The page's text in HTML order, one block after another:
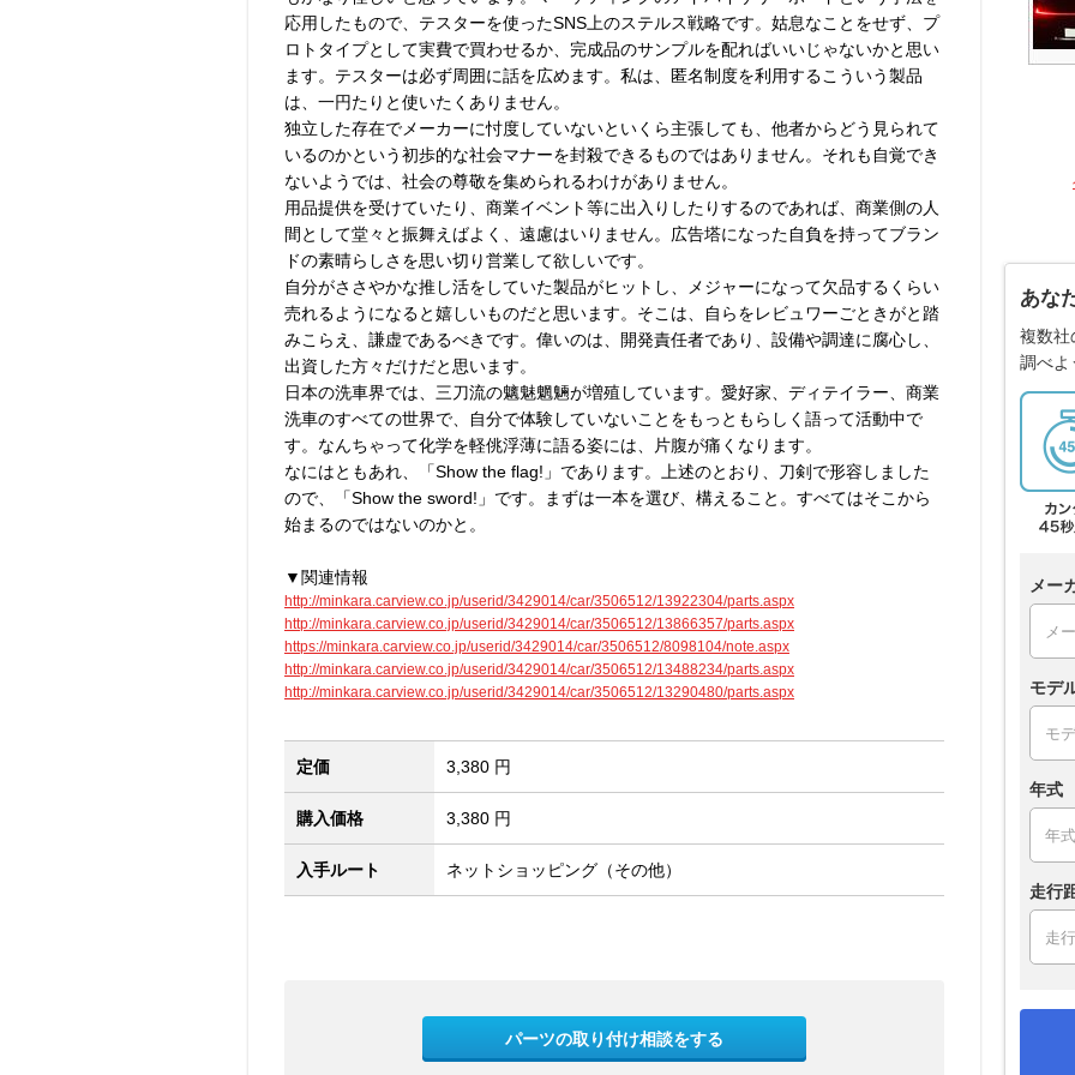
応用したもので、テスターを使ったSNS上のステルス戦略です。姑息なことをせず、プ
ロトタイプとして実費で買わせるか、完成品のサンプルを配ればいいじゃないかと思い
ます。テスターは必ず周囲に話を広めます。私は、匿名制度を利用するこういう製品
は、一円たりと使いたくありません。
独立した存在でメーカーに忖度していないといくら主張しても、他者からどう見られて
いるのかという初歩的な社会マナーを封殺できるものではありません。それも自覚でき
ないようでは、社会の尊敬を集められるわけがありません。
用品提供を受けていたり、商業イベント等に出入りしたりするのであれば、商業側の人
間として堂々と振舞えばよく、遠慮はいりません。広告塔になった自負を持ってブラン
ドの素晴らしさを思い切り営業して欲しいです。
自分がささやかな推し活をしていた製品がヒットし、メジャーになって欠品するくらい
売れるようになると嬉しいものだと思います。そこは、自らをレビュワーごときがと踏
みこらえ、謙虚であるべきです。偉いのは、開発責任者であり、設備や調達に腐心し、
出資した方々だけだと思います。
日本の洗車界では、三刀流の魑魅魍魎が増殖しています。愛好家、ディテイラー、商業
洗車のすべての世界で、自分で体験していないことをもっともらしく語って活動中で
す。なんちゃって化学を軽佻浮薄に語る姿には、片腹が痛くなります。
なにはともあれ、「Show the flag!」であります。上述のとおり、刀剣で形容しました
ので、「Show the sword!」です。まずは一本を選び、構えること。すべてはそこから
始まるのではないのかと。
▼関連情報
http://minkara.carview.co.jp/userid/3429014/car/3506512/13922304/parts.aspx
http://minkara.carview.co.jp/userid/3429014/car/3506512/13866357/parts.aspx
https://minkara.carview.co.jp/userid/3429014/car/3506512/8098104/note.aspx
http://minkara.carview.co.jp/userid/3429014/car/3506512/13488234/parts.aspx
http://minkara.carview.co.jp/userid/3429014/car/3506512/13290480/parts.aspx
定価 3,380 円
購入価格 3,380 円
入手ルート ネットショッピング（その他）
パーツの取り付け相談をする
あな
複数社
調べよ
メー
モデ
年式
走行